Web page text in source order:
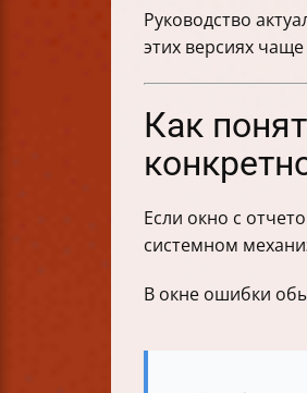
Руководство
этих версиях
Как
Если окно с
системном
В окне ошибки